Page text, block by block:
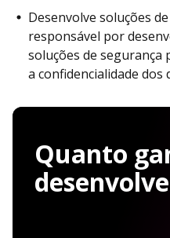
Desenvolve soluções
responsável por
soluções de
a confidencialidade dos
Quanto